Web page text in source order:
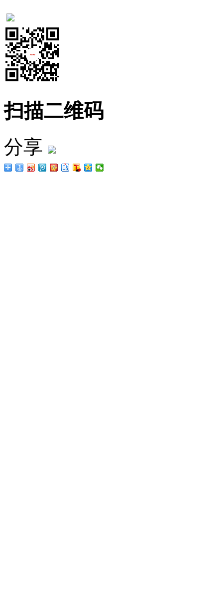
扫描二维码
分享